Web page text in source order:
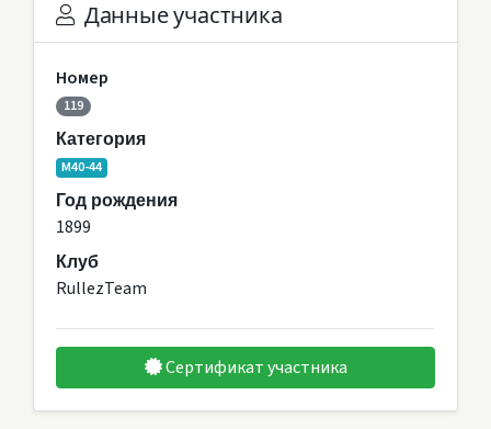
Данные участника
Номер
119
Категория
M40-44
Год рождения
1899
Клуб
RullezTeam
Сертификат участника